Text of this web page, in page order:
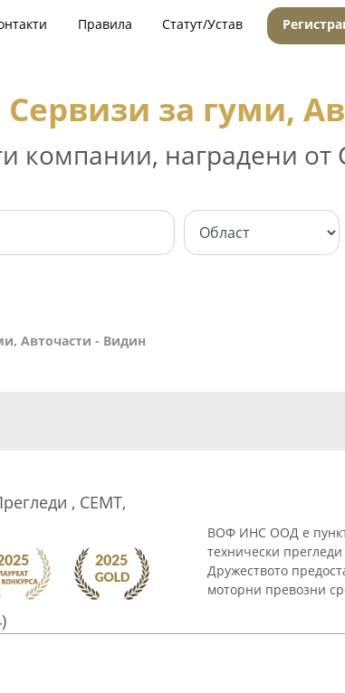
Правила Статут/Устав
за гуми,
компании, наградени от
Авточасти - Видин
, СЕМТ,
ВОФ ИНС ООД е
технически
Дружеството
моторни превозни